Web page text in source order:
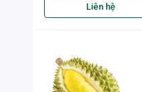
Liên hệ